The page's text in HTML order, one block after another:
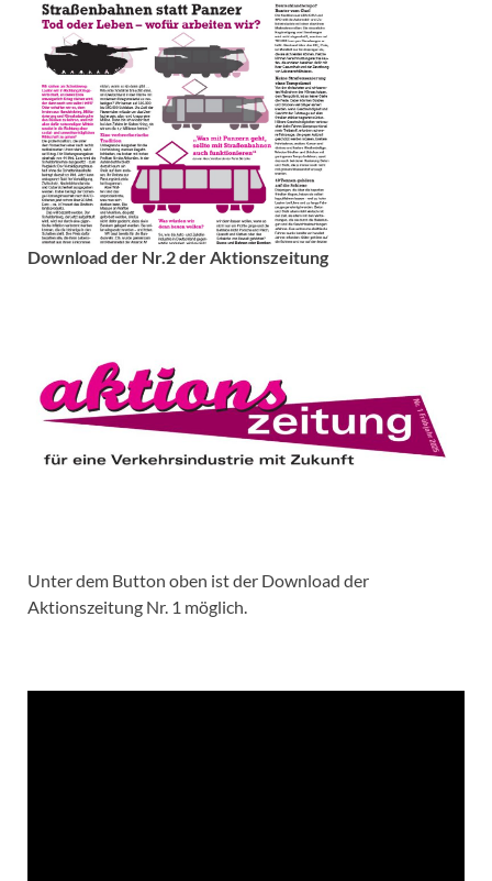
Download der Nr.2 der Aktionszeitung
Unter dem Button oben ist der Download der
Aktionszeitung Nr. 1 möglich.